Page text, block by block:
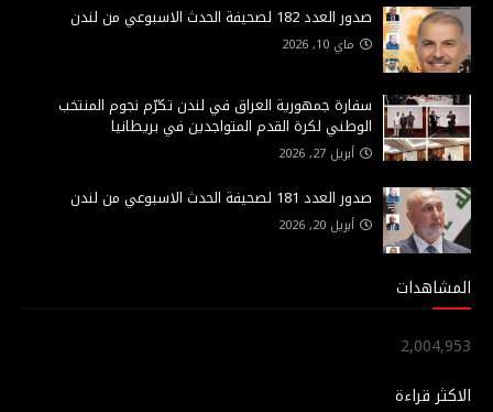
صدور العدد 182 لصحيفة الحدث الاسبوعي من لندن
ماي 10, 2026
سفارة جمهورية العراق في لندن تكرّم نجوم المنتخب
الوطني لكرة القدم المتواجدين في بريطانيا
أبريل 27, 2026
صدور العدد 181 لصحيفة الحدث الاسبوعي من لندن
أبريل 20, 2026
المشاهدات
2,004,953
الاكثر قراءة